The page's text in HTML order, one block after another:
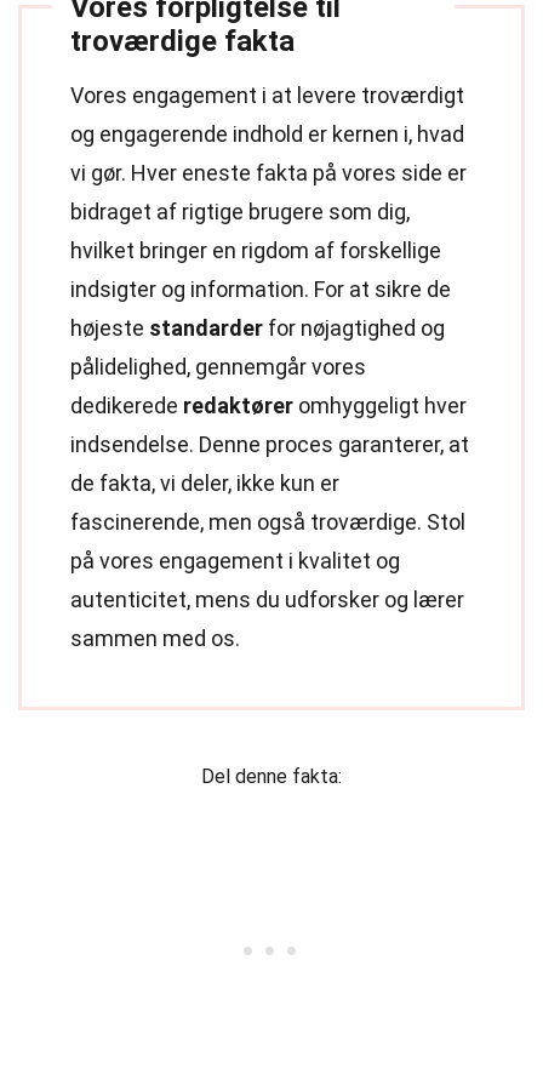
Vores forpligtelse til
troværdige fakta
Vores engagement i at levere troværdigt
og engagerende indhold er kernen i, hvad
vi gør. Hver eneste fakta på vores side er
bidraget af rigtige brugere som dig,
hvilket bringer en rigdom af forskellige
indsigter og information. For at sikre de
højeste standarder for nøjagtighed og
pålidelighed, gennemgår vores
dedikerede redaktører omhyggeligt hver
indsendelse. Denne proces garanterer, at
de fakta, vi deler, ikke kun er
fascinerende, men også troværdige. Stol
på vores engagement i kvalitet og
autenticitet, mens du udforsker og lærer
sammen med os.
Del denne fakta: